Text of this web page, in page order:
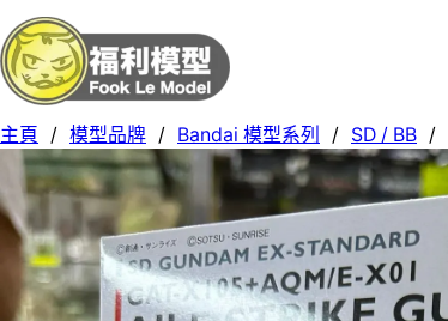
主頁 / 模型品牌 / Bandai 模型系列 / SD / BB /